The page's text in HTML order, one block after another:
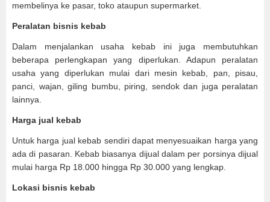
membelinya ke pasar, toko ataupun supermarket.
Peralatan bisnis kebab
Dalam menjalankan usaha kebab ini juga membutuhkan
beberapa perlengkapan yang diperlukan. Adapun peralatan
usaha yang diperlukan mulai dari mesin kebab, pan, pisau,
panci, wajan, giling bumbu, piring, sendok dan juga peralatan
lainnya.
Harga jual kebab
Untuk harga jual kebab sendiri dapat menyesuaikan harga yang
ada di pasaran. Kebab biasanya dijual dalam per porsinya dijual
mulai harga Rp 18.000 hingga Rp 30.000 yang lengkap.
Lokasi bisnis kebab